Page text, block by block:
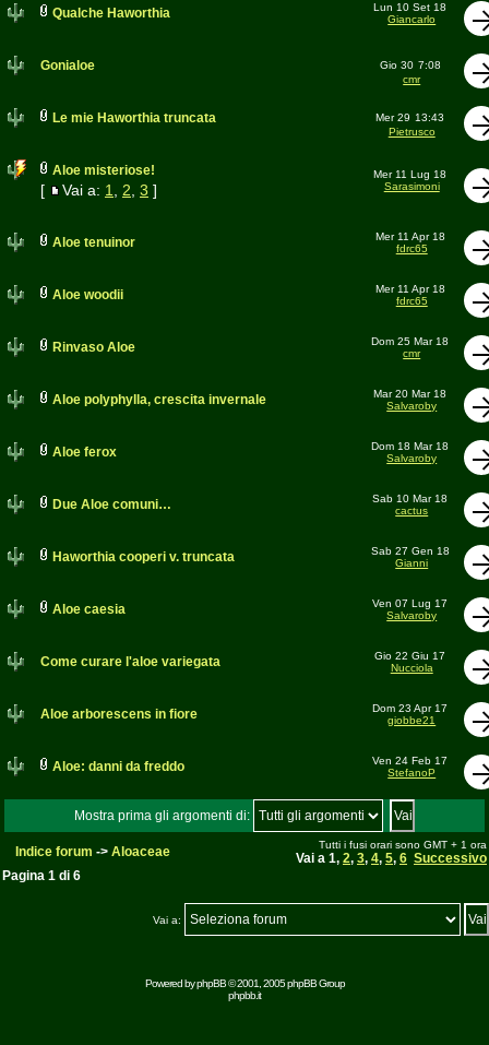
Qualche Haworthia
Lun 10 Set 18
Giancarlo
Gonialoe Gio 30 7:08
cmr
Le mie Haworthia truncata Mer 29 13:43
Pietrusco
Aloe misteriose!
[ Vai a: 1 2 3 ]
Mer 11 Lug 18
Sarasimoni
Aloe tenuinor
Mer 11 Apr 18
fdrc65
Aloe woodii
Mer 11 Apr 18
fdrc65
Rinvaso Aloe
Dom 25 Mar 18
cmr
Aloe polyphylla, crescita invernale
Mar 20 Mar 18
Salvaroby
Aloe ferox
Dom 18 Mar 18
Salvaroby
Due Aloe comuni…
Sab 10 Mar 18
cactus
Haworthia cooperi v. truncata
Sab 27 Gen 18
Gianni
Aloe caesia
Ven 07 Lug 17
Salvaroby
Come curare l'aloe variegata
Gio 22 Giu 17
Nucciola
Aloe arborescens in fiore
Dom 23 Apr 17
giobbe21
Aloe: danni da freddo
Ven 24 Feb 17
StefanoP
Mostra prima gli argomenti di:
Indice forum -> Aloaceae Tutti i fusi orari sono GMT + 1 ora
Vai a 1, 2, 3, 4, 5, 6 Successivo
Pagina 1 di 6
Vai a:
Powered byphpBB© 2001, 2005 phpBB Group
phpbb.it